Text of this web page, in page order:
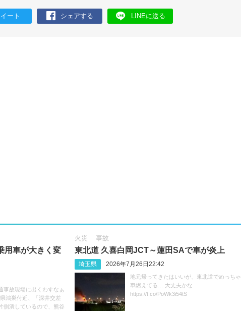
ート シェアする LINEに送る
用車が大きく変
事故現場に出くわすなぁ
鴻巣付近、「深井交差
側潰しているので、熊谷
火災 事故
東北道 久喜白岡JCT～蓮田SAで車が炎上
埼玉県 2026年7月26日22:42
地元帰ってきたはいいが、東北道でめっちゃ
車燃えてる… 大丈夫かな
https://t.co/PoWk3i54tS